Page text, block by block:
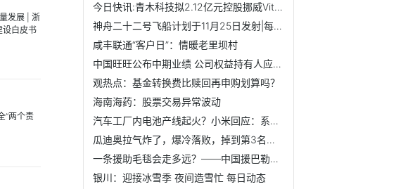
今日快讯:青木科技拟2.12亿元控股挪威Vitalis
神舟二十二号飞船计划于11月25日发射|每日看点
咸丰联通“客户日”：情暖老里坝村
中国旺旺公布中期业绩 公司权益持有人应占利润约17.17亿元同...
观热点：基金转换费比赎回再申购划算吗？
海南海药：股票交易异常波动
汽车工厂内电池产线起火？小米回应：系生产流程调试工作偏差
瓜迪奥拉气炸了，爆冷落败，掉到第3名，争冠形势恶化 观点
一条援助毛毯会走多远？——中国援巴勒斯坦物资送达难民营_滚动
银川：迎接冰雪季 夜间造雪忙 每日动态